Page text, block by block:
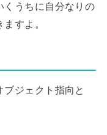
くうちに自分なりの
すよ。
ジェクト指向と